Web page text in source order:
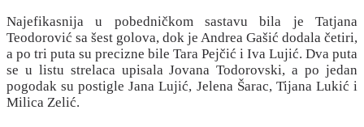
Najefikasnija u pobedničkom sastavu bila je Tatjana
Teodorović sa šest golova, dok je Andrea Gašić dodala četiri,
a po tri puta su precizne bile Tara Pejčić i Iva Lujić. Dva puta
se u listu strelaca upisala Jovana Todorovski, a po jedan
pogodak su postigle Jana Lujić, Jelena Šarac, Tijana Lukić i
Milica Zelić.